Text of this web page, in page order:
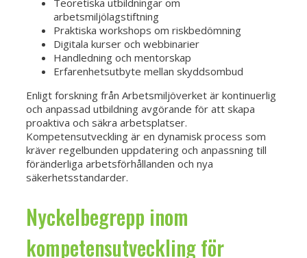
Teoretiska utbildningar om
arbetsmiljölagstiftning
Praktiska workshops om riskbedömning
Digitala kurser och webbinarier
Handledning och mentorskap
Erfarenhetsutbyte mellan skyddsombud
Enligt forskning från Arbetsmiljöverket är kontinuerlig
och anpassad utbildning avgörande för att skapa
proaktiva och säkra arbetsplatser.
Kompetensutveckling är en dynamisk process som
kräver regelbunden uppdatering och anpassning till
föränderliga arbetsförhållanden och nya
säkerhetsstandarder.
Nyckelbegrepp inom
kompetensutveckling för